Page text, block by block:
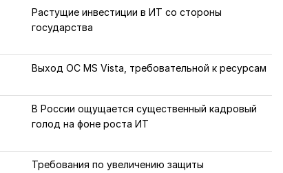
Растущие инвестиции в ИТ со стороны
государства
Выход ОС MS Vista, требовательной к ресурсам
В России ощущается существенный кадровый
голод на фоне роста ИТ
Требования по увеличению защиты